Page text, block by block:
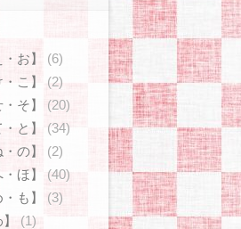
お】
(6)
こ】
(2)
そ】
(20)
と】
(34)
の】
(2)
ほ】
(40)
も】
(3)
(1)